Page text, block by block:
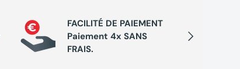
Suivant
FACILITÉ DE PAIEMENT
Paiement 4x SANS
FRAIS.